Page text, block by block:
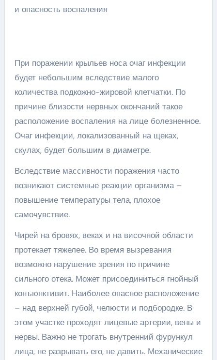
При поражении крыльев носа очаг инфекции
будет небольшим вследствие малого
количества подкожно-жировой клетчатки. По
причине близости нервных окончаний такое
расположение воспаления на лице болезненное.
Очаг инфекции, локализованный на щеках,
скулах, будет большим в диаметре.
Вследствие массивности поражения часто
возникают системные реакции организма –
повышение температуры тела, плохое
самочувствие.
Чирей на бровях, веках и на височной области
протекает тяжелее. Во время вызревания
возможно нарушение зрения по причине
сильного отека. Может присоединиться гнойный
конъюнктивит. Наиболее опасное расположение
– над верхней губой, челюсти и подбородке. В
этом участке проходят лицевые артерии, вены и
нервы. Важно не трогать внутренний фурункул
лица, не разрывать его, не давить. Механические